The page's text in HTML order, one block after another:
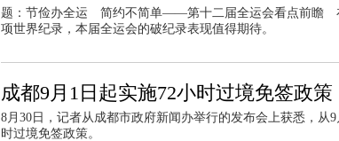
题：节俭办全运 简约不简单——第十二届全运会看点前瞻
项世界纪录，本届全运会的破纪录表现值得期待。
成都9月1日起实施72小时过境免签政策
8月30日，记者从成都市政府新闻办举行的发布会上获悉，从
时过境免签政策。